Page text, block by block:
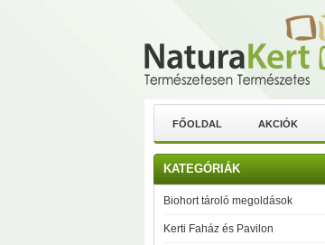
FŐOLDAL AKCIÓK
KATEGÓRIÁK
Biohort tároló megoldások
Kerti Faház és Pavilon